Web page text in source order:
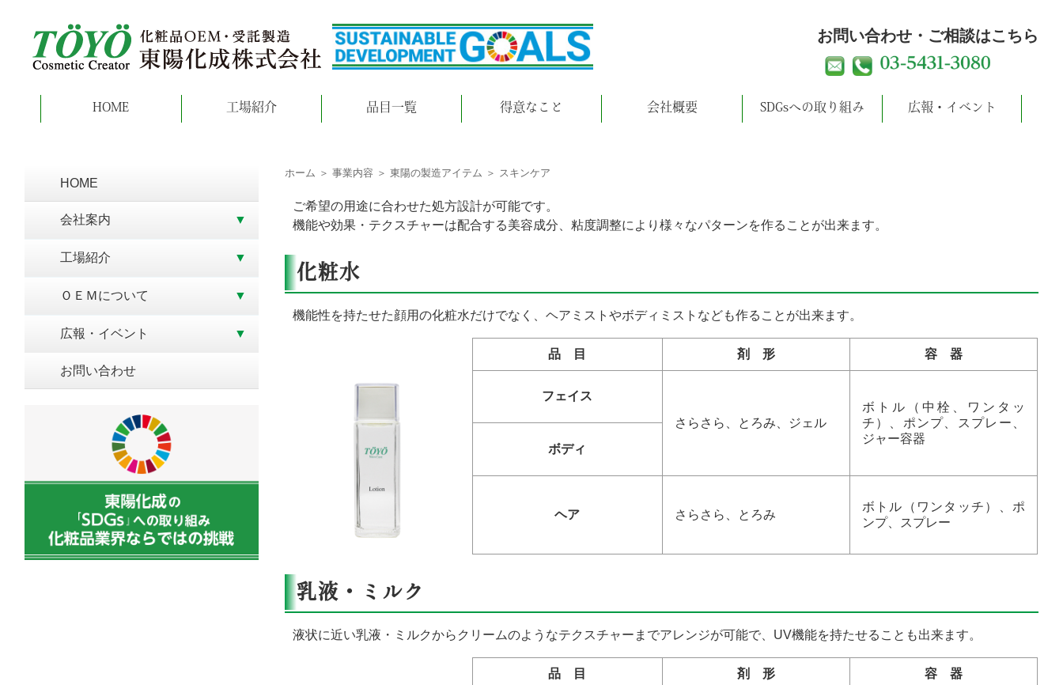
お問い合わせ・ご相談はこちら
HOME 工場紹介 品目一覧 得意なこと 会社概要 SDGsへの取り組み 広報・イベント
ホーム ＞ 事業内容 ＞ 東陽の製造アイテム ＞ スキンケア
ご希望の用途に合わせた処方設計が可能です。
機能や効果・テクスチャーは配合する美容成分、粘度調整により様々なパターンを作ることが出来ます。
化粧水
機能性を持たせた顔用の化粧水だけでなく、ヘアミストやボディミストなども作ることが出来ます。
品 目 剤 形 容 器
フェイス
さらさら、とろみ、ジェル
ボトル（中栓、ワンタッ
チ）、ポンプ、スプレー、
ジャー容器
ボディ
ヘア さらさら、とろみ
ボトル（ワンタッチ）、ポ
ンプ、スプレー
乳液・ミルク
液状に近い乳液・ミルクからクリームのようなテクスチャーまでアレンジが可能で、UV機能を持たせることも出来ます。
品 目 剤 形 容 器
HOME
会社案内
工場紹介
ＯＥＭについて
広報・イベント
お問い合わせ